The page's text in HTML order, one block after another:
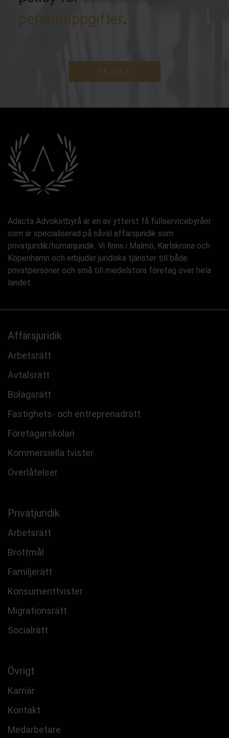
personuppgifter.
SKICKA
Adacta Advokatbyrå är en av ytterst få fullservicebyråer
som är specialiserad på såväl affärsjuridik som
privatjuridik/humanjuridik. Vi finns i Malmö, Karlskrona och
Köpenhamn och erbjuder juridiska tjänster till både
privatpersoner och små till medelstora företag över hela
landet.
Affärsjuridik
Arbetsrätt
Avtalsrätt
Bolagsrätt
Fastighets- och entreprenadrätt
Företagarskolan
Kommersiella tvister
Överlåtelser
Privatjuridik
Arbetsrätt
Brottmål
Familjerätt
Konsumenttvister
Migrationsrätt
Socialrätt
Övrigt
Karriär
Kontakt
Medarbetare